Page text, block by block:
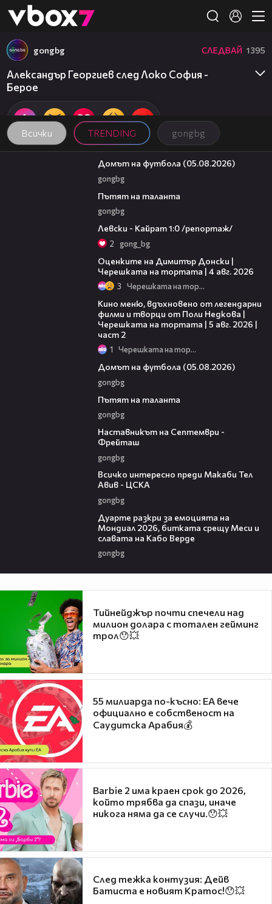
👾
Всички TRENDING gongbg
gongbg СЛЕДВАЙ 1395
Александър Георгиев след Локо София -
Берое
57:58
Домът на футбола (05.08.2026)
gongbg
Пътят на таланта
gongbg
Левски - Кайрат 1:0 /репортаж/
2 gong_bg
Оценките на Димитър Донски |
Черешката на тортата | 4 авг. 2026
3 Черешката на тортата
Кино меню, вдъхновено от легендарни
филми и творци от Поли Недкова |
Черешката на тортата | 5 авг. 2026 |
част 2
1 Черешката на тортата
Домът на футбола (05.08.2026)
gongbg
Пътят на таланта
gongbg
Наставникът на Септември -
Фрейташ
gongbg
Всичко интересно преди Макаби Тел
Авив - ЦСКА
gongbg
Дуарте разкри за емоцията на
Мондиал 2026, битката срещу Меси и
славата на Кабо Верде
gongbg
Тийнейджър почти спечели над
милион долара с тотален гейминг
трол😯💥
55 милиарда по-късно: EA вече
официално е собственост на
Саудитска Арабия💰
Barbie 2 има краен срок до 2026,
който трябва да спази, иначе
никога няма да се случи.😯💥
След тежка контузия: Дейв
Батиста е новият Кратос!😯💥